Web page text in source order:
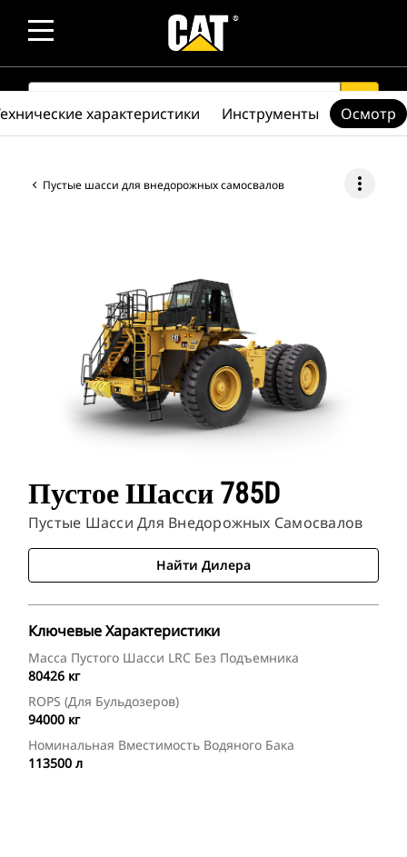
SEARCH search
Пустые шасси для внедорожных самосвалов more_vert
Пустое Шасси 785D
Пустые Шасси Для Внедорожных Самосвалов
Найти Дилера
Ключевые Характеристики
Масса Пустого Шасси LRC Без Подъемника
80426 кг
ROPS (для Бульдозеров)
94000 кг
Номинальная Вместимость Водяного Бака
113500 л
характеристики Инструменты Осмотр